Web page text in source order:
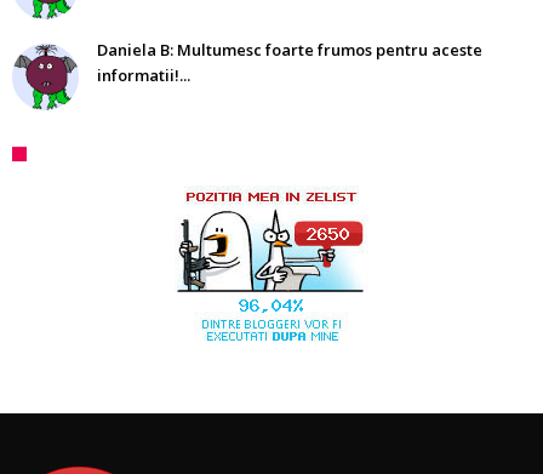
Daniela B: Multumesc foarte frumos pentru aceste
informatii!...